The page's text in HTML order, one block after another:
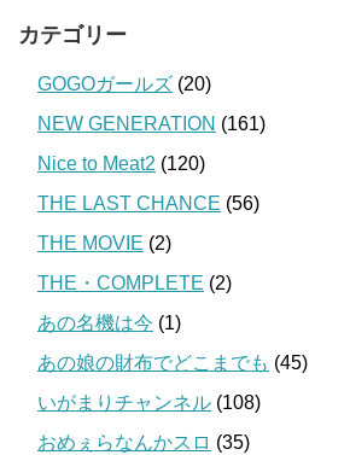
カテゴリー
GOGOガールズ (20)
NEW GENERATION (161)
Nice to Meat2 (120)
THE LAST CHANCE (56)
THE MOVIE (2)
THE・COMPLETE (2)
あの名機は今 (1)
あの娘の財布でどこまでも (45)
いがまりチャンネル (108)
おめぇらなんかスロ (35)